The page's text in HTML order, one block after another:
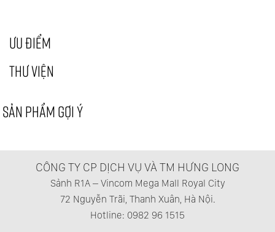
ƯU ĐIỂM
THƯ VIỆN
SẢN PHẨM GỢI Ý
CÔNG TY CP DỊCH VỤ VÀ TM HƯNG LONG
Sảnh R1A – Vincom Mega Mall Royal City
72 Nguyễn Trãi, Thanh Xuân, Hà Nội.
Hotline: 0982 96 1515